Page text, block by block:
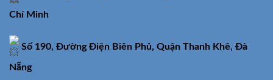
Chí Minh
Số 190, Đường Điện Biên Phủ, Quận Thanh Khê, Đà
Nẵng